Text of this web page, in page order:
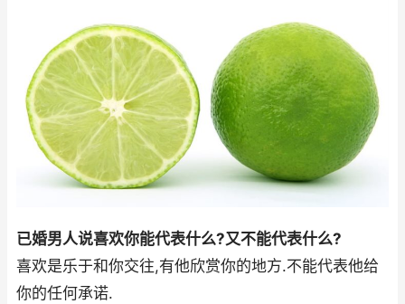
已婚男人说喜欢你能代表什么?又不能代表什么?
喜欢是乐于和你交往,有他欣赏你的地方.不能代表他给
你的任何承诺.